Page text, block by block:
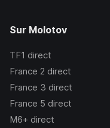
Sur Molotov
TF1 direct
France 2 direct
France 3 direct
France 5 direct
M6+ direct